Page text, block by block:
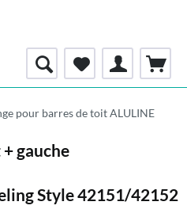
pour barres de toit ALULINE
gauche
Style 42151/42152